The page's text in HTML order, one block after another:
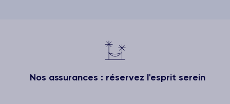
Nos assurances : réservez l'esprit serein